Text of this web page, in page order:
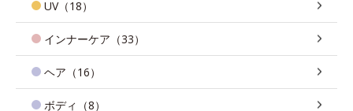
UV（18）
インナーケア（33）
ヘア（16）
ボディ（8）